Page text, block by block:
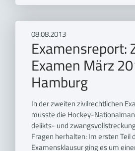
08.08.2013
Examensreport:
Examen März
Hamburg
In der zweiten zivilrechtlichen
musste die Hockey-
delikts- und
Fragen herhalten: Im ersten Teil
Examensklausur ging es um